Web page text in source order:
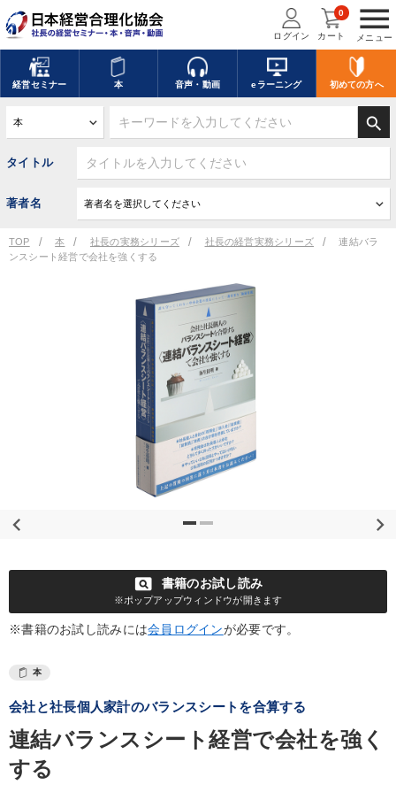
menu
メニュー
ログイン カート
0
経営セミナー 本 音声・動画 eラーニング 初めての方へ
search
タイトル
著者名
TOP 本 社長の実務シリーズ 社長の経営実務シリーズ
連結バラ
ンスシート経営で会社を強くする
pageview 書籍のお試し読み
※ポップアップウィンドウが開きます
※書籍のお試し読みには会員ログインが必要です。
本
会社と社長個人家計のバランスシートを合算する
連結バランスシート経営で会社を強く
する